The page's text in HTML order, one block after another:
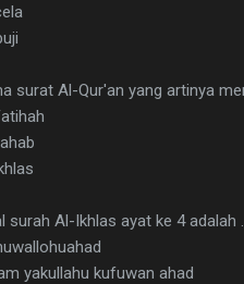
surat Al-Qur'an yang artinya
surah Al-Ikhlas ayat ke 4 adalah ...
yakullahu kufuwan ahad